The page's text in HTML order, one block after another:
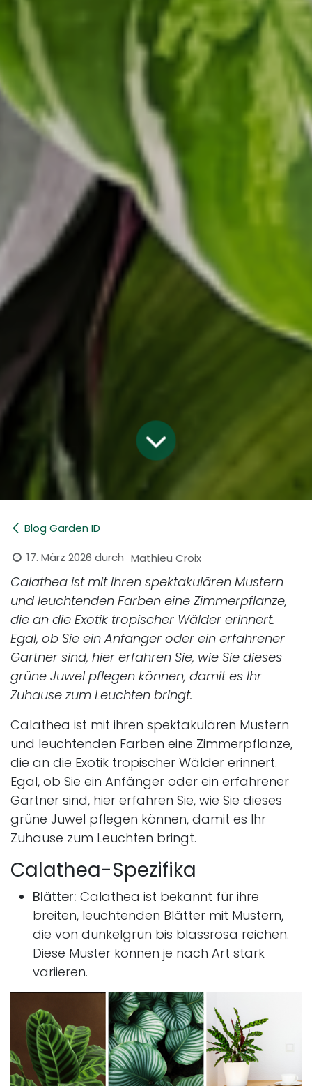
Blog Garden ID
17. März 2026 durch Mathieu Croix
Calathea ist mit ihren spektakulären Mustern
und leuchtenden Farben eine Zimmerpflanze,
die an die Exotik tropischer Wälder erinnert.
Egal, ob Sie ein Anfänger oder ein erfahrener
Gärtner sind, hier erfahren Sie, wie Sie dieses
grüne Juwel pflegen können, damit es Ihr
Zuhause zum Leuchten bringt.
Calathea ist mit ihren spektakulären Mustern
und leuchtenden Farben eine Zimmerpflanze,
die an die Exotik tropischer Wälder erinnert.
Egal, ob Sie ein Anfänger oder ein erfahrener
Gärtner sind, hier erfahren Sie, wie Sie dieses
grüne Juwel pflegen können, damit es Ihr
Zuhause zum Leuchten bringt.
Calathea-Spezifika
Blätter: Calathea ist bekannt für ihre
breiten, leuchtenden Blätter mit Mustern,
die von dunkelgrün bis blassrosa reichen.
Diese Muster können je nach Art stark
variieren.